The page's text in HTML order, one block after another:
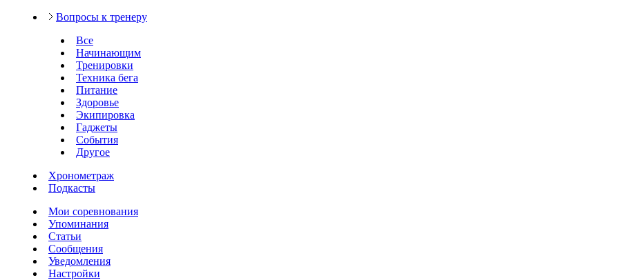
Вопросы к тренеру
Все
Начинающим
Тренировки
Техника бега
Питание
Здоровье
Экипировка
Гаджеты
События
Другое
Хронометраж
Подкасты
Мои соревнования
Упоминания
Статьи
Сообщения
Уведомления
Настройки